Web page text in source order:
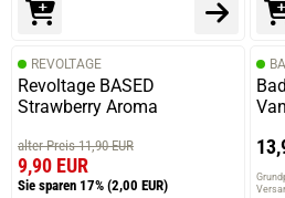
REVOLTAGE
Revoltage BASED
Strawberry Aroma
alter Preis 11,90 EUR
9,90 EUR
Sie sparen 17% (2,00 EUR)